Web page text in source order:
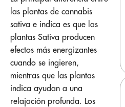
las plantas de cannabis
sativa e indica es que las
plantas Sativa producen
efectos más energizantes
cuando se ingieren,
mientras que las plantas
indica ayudan a una
relajación profunda. Los